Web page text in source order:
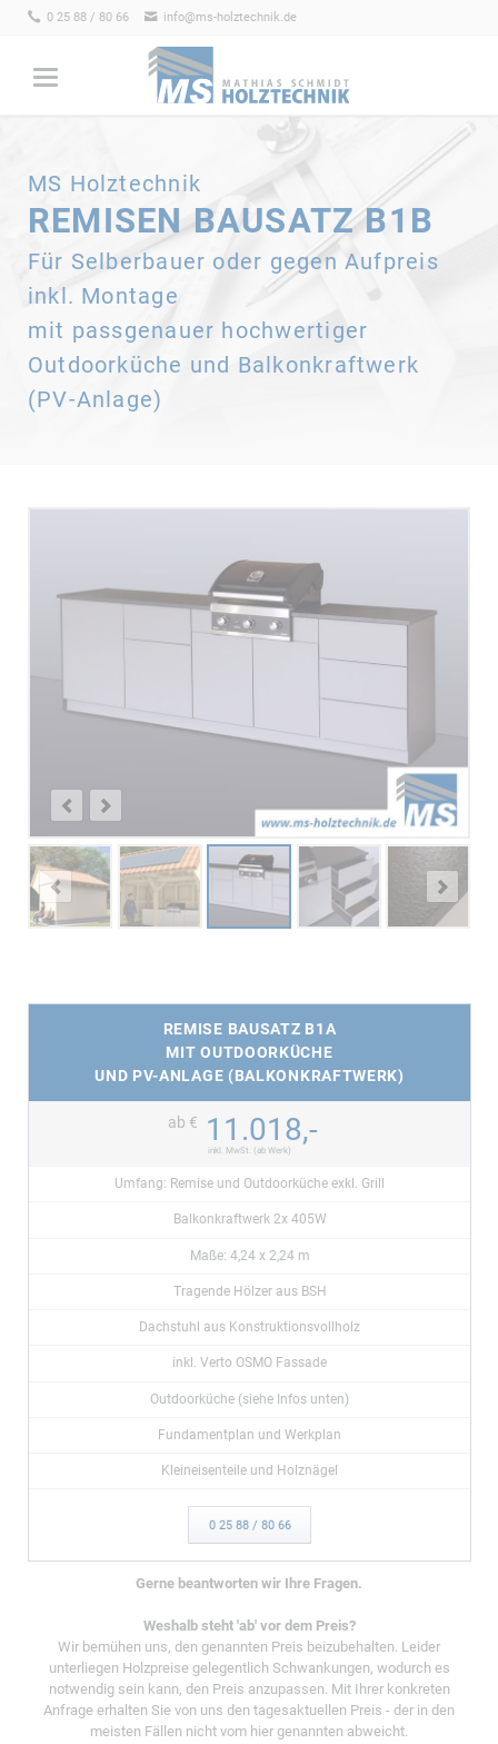
0 25 88 / 80 66 info@ms-holztechnik.de
MS Holztechnik
REMISEN BAUSATZ B1B
Für Selberbauer oder gegen Aufpreis
inkl. Montage
mit passgenauer hochwertiger
Outdoorküche und Balkonkraftwerk
(PV-Anlage)
REMISE BAUSATZ B1A
MIT OUTDOORKÜCHE
UND PV-ANLAGE (BALKONKRAFTWERK)
ab € 11.018,-
inkl. MwSt. (ab Werk)
Umfang: Remise und Outdoorküche exkl. Grill
Balkonkraftwerk 2x 405W
Maße: 4,24 x 2,24 m
Tragende Hölzer aus BSH
Dachstuhl aus Konstruktionsvollholz
inkl. Verto OSMO Fassade
Outdoorküche (siehe Infos unten)
Fundamentplan und Werkplan
Kleineisenteile und Holznägel
0 25 88 / 80 66
Gerne beantworten wir Ihre Fragen.
Weshalb steht 'ab' vor dem Preis?
Wir bemühen uns, den genannten Preis beizubehalten. Leider
unterliegen Holzpreise gelegentlich Schwankungen, wodurch es
notwendig sein kann, den Preis anzupassen. Mit Ihrer konkreten
Anfrage erhalten Sie von uns den tagesaktuellen Preis - der in den
meisten Fällen nicht vom hier genannten abweicht.